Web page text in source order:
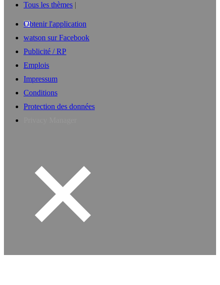
Tous les thèmes
Obtenir l'application
watson sur Facebook
Publicité / RP
Emplois
Impressum
Conditions
Protection des données